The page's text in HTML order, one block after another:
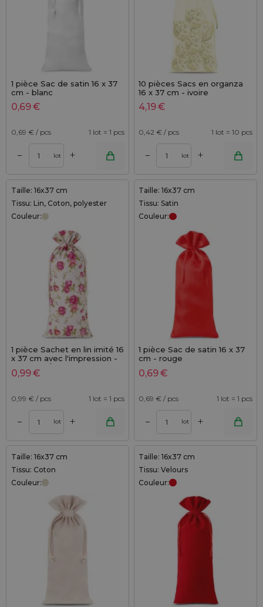
1 pièce Sac de satin 16 x 37
cm - blanc
0,69€
0,69 € / pcs 1 lot = 1 pcs
– lot +
10 pièces Sacs en organza
16 x 37 cm - ivoire
4,19€
0,42 € / pcs 1 lot = 10 pcs
– lot +
Taille: 16x37 cm
Tissu: Lin, Coton, polyester
Couleur:
1 pièce Sachet en lin imité 16
x 37 cm avec l'impression -
naturelle / roses
0,99€
0,99 € / pcs 1 lot = 1 pcs
– lot +
Taille: 16x37 cm
Tissu: Satin
Couleur:
1 pièce Sac de satin 16 x 37
cm - rouge
0,69€
0,69 € / pcs 1 lot = 1 pcs
– lot +
Taille: 16x37 cm
Tissu: Coton
Couleur:
Taille: 16x37 cm
Tissu: Velours
Couleur: